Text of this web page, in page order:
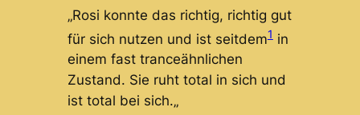
„Rosi konnte das richtig, richtig gut
für sich nutzen und ist seitdem1in
einem fast tranceähnlichen
Zustand. Sie ruht total in sich und
ist total bei sich.„